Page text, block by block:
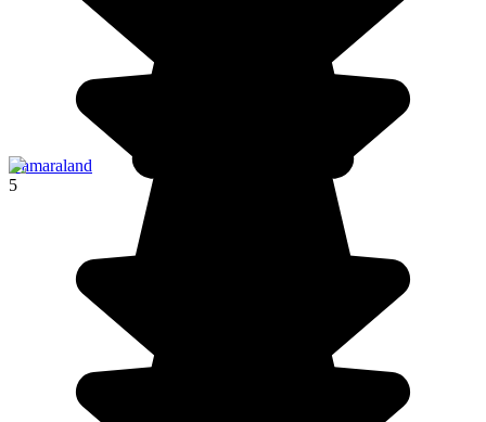
Damaraland
5